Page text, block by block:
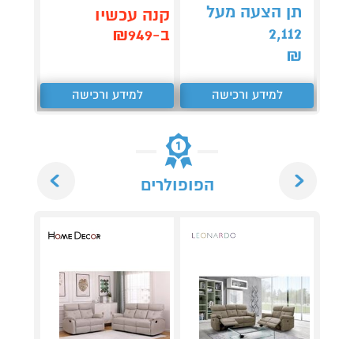
תן הצעה מעל
2,112
₪
למידע ורכישה
קנה עכשיו
ב-₪949
למידע ורכישה
הפופולרים